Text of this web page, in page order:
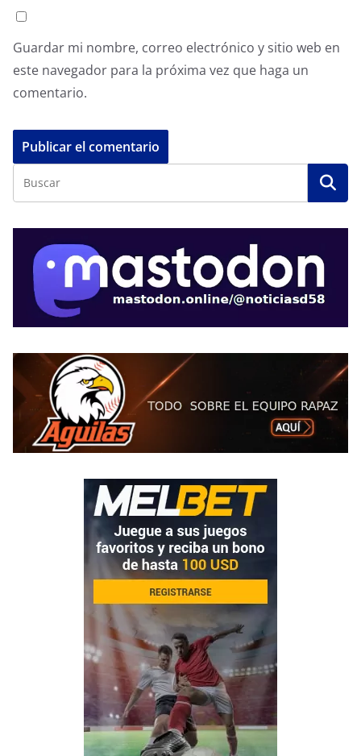
Guardar mi nombre, correo electrónico y sitio web en
este navegador para la próxima vez que haga un
comentario.